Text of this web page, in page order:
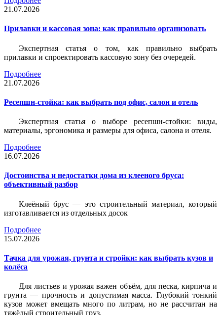
21.07.2026
Прилавки и кассовая зона: как правильно организовать
Экспертная статья о том, как правильно выбрать
прилавки и спроектировать кассовую зону без очередей.
Подробнее
21.07.2026
Ресепшн-стойка: как выбрать под офис, салон и отель
Экспертная статья о выборе ресепшн-стойки: виды,
материалы, эргономика и размеры для офиса, салона и отеля.
Подробнее
16.07.2026
Достоинства и недостатки дома из клееного бруса:
объективный разбор
Клеёный брус — это строительный материал, который
изготавливается из отдельных досок
Подробнее
15.07.2026
Тачка для урожая, грунта и стройки: как выбрать кузов и
колёса
Для листьев и урожая важен объём, для песка, кирпича и
грунта — прочность и допустимая масса. Глубокий тонкий
кузов может вмещать много по литрам, но не рассчитан на
тяжёлый строительный груз.